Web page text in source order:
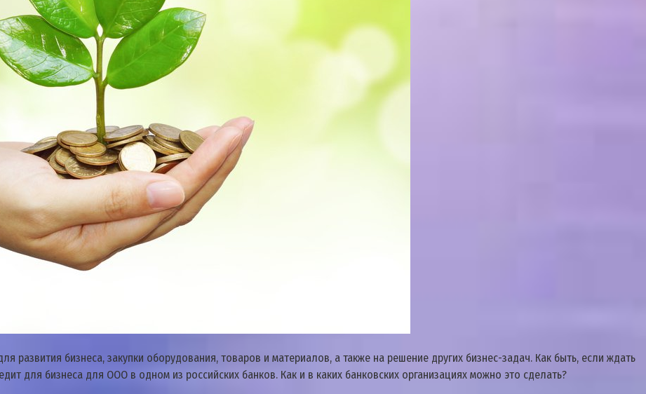
бизнеса, закупки оборудования, товаров и материалов, а также на решение других бизнес-задач. Как быть, если ждать
для бизнеса для ООО в одном из российских банков. Как и в каких банковских организациях можно это сделать?